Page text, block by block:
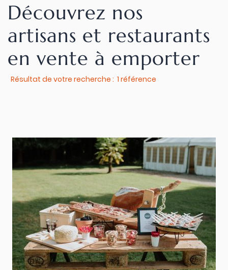
Découvrez nos
artisans et restaurants
en vente à emporter
Résultat de votre recherche : 1 référence